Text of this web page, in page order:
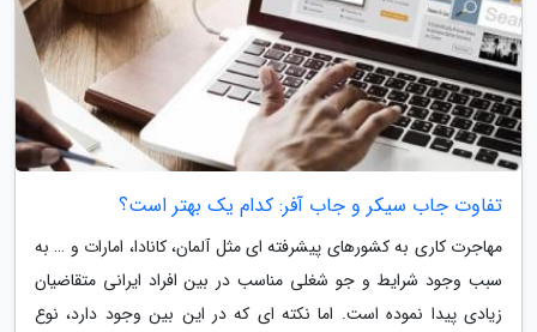
تفاوت جاب سیکر و جاب آفر: کدام یک بهتر است؟
مهاجرت کاری به کشورهای پیشرفته ای مثل آلمان، کانادا، امارات و … به
سبب وجود شرایط و جو شغلی مناسب در بین افراد ایرانی متقاضیان
زیادی پیدا نموده است. اما نکته ای که در این بین وجود دارد، نوع